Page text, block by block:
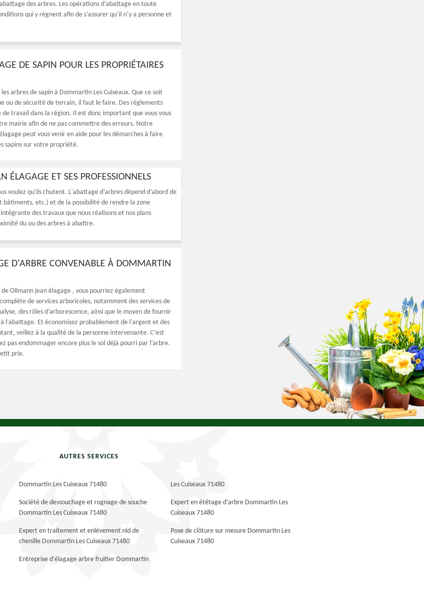
des arbres. Les opérations d’abattage en toute
qui y règnent afin de s’assurer qu’il n’y a personne et
DE SAPIN POUR LES PROPRIÉTAIRES
arbres de sapin à Dommartin Les Cuiseaux. Que ce soit
ou de sécurité de terrain, il faut le faire. Des règlements
de travail dans la région. Il est donc important que vous vous
mairie afin de ne pas commettre des erreurs. Notre
peut vous venir en aide pour les démarches à faire
sapins sur votre propriété.
ÉLAGAGE ET SES PROFESSIONNELS
voulez qu'ils chutent. L'abattage d’arbres dépend d’abord de
bâtiments, etc.) et de la possibilité de rendre la zone
des travaux que nous réalisons et nos plans
du ou des arbres à abattre.
D'ARBRE CONVENABLE À DOMMARTIN
Ollmann jean élagage , vous pourriez également
de services arboricoles, notamment des services de
des rôles d'arborescence, ainsi que le moyen de fournir
l’abattage. Et économisez probablement de l'argent et des
veillez à la qualité de la personne intervenante. C’est
pas endommager encore plus le sol déjà pourri par l’arbre.
prix.
AUTRES SERVICES
Dommartin Les Cuiseaux 71480
Société de dessouchage et rognage de souche
Dommartin Les Cuiseaux 71480
Expert en traitement et enlèvement nid de
chenille Dommartin Les Cuiseaux 71480
Entreprise d'élagage arbre fruitier Dommartin
Les Cuiseaux 71480
Expert en étêtage d'arbre Dommartin Les
Cuiseaux 71480
Pose de clôture sur mesure Dommartin Les
Cuiseaux 71480